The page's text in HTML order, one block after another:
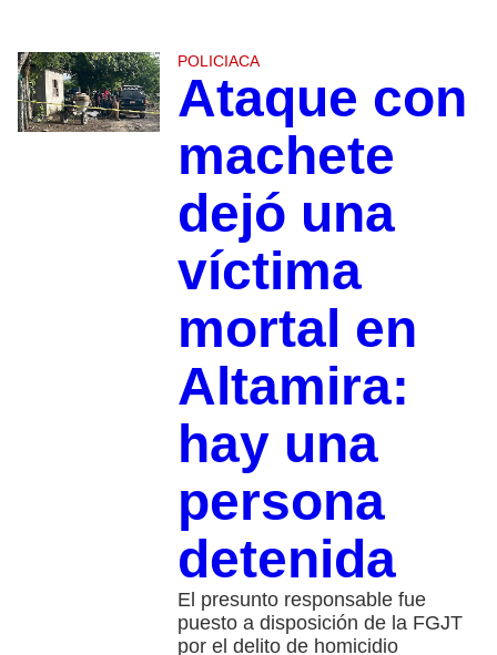
POLICIACA
Ataque con
machete
dejó una
víctima
mortal en
Altamira:
hay una
persona
detenida
El presunto responsable fue
puesto a disposición de la FGJT
por el delito de homicidio